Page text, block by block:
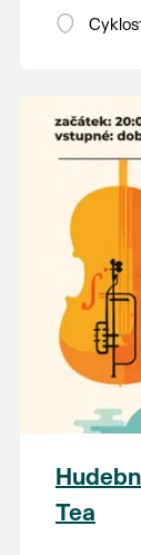
Vstupné
Tea